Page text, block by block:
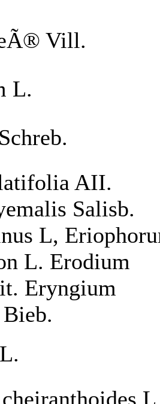
Vill.
L.
AII.
Salisb.
L,
L. Erodium
Eryngium